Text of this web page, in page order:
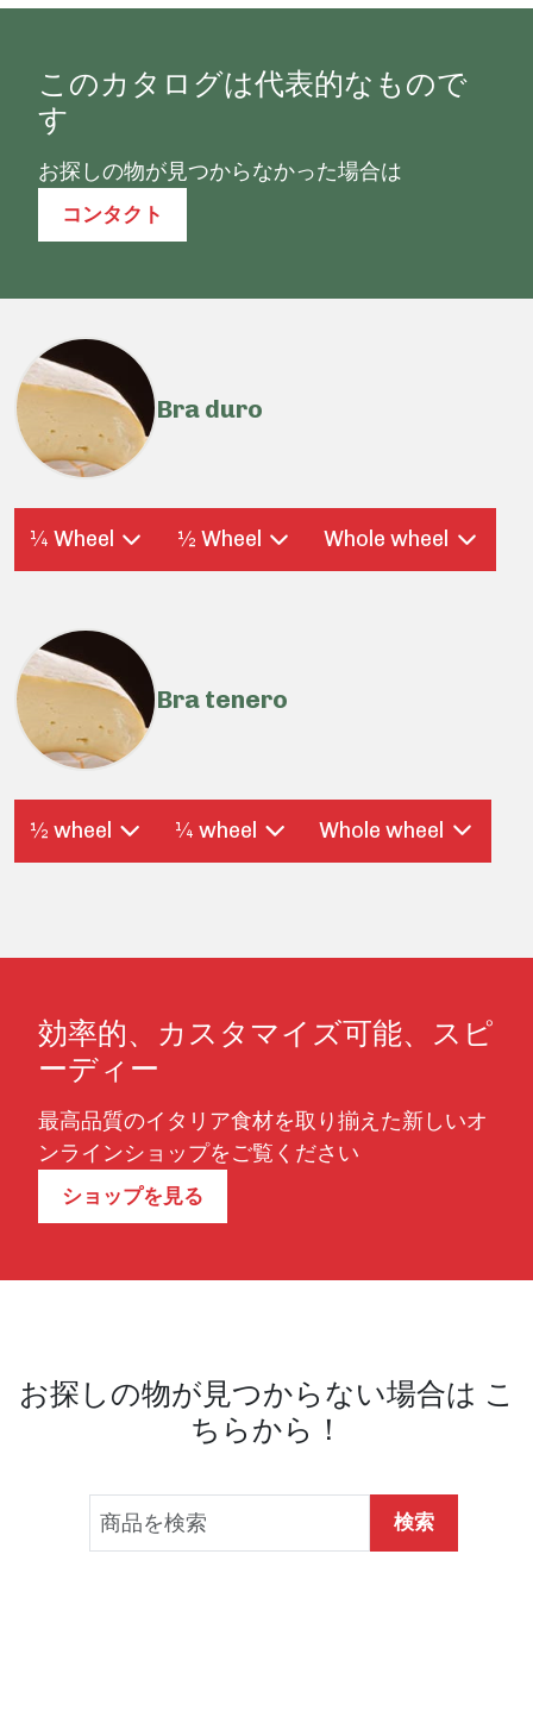
このカタログは代表的なもので
す
お探しの物が見つからなかった場合は
コンタクト
Bra duro
¼ Wheel ½ Wheel Whole wheel
Bra tenero
½ wheel ¼ wheel Whole wheel
効率的、カスタマイズ可能、スピ
ーディー
最高品質のイタリア食材を取り揃えた新しいオ
ンラインショップをご覧ください
ショップを見る
お探しの物が見つからない場合は こ
ちらから！
検索